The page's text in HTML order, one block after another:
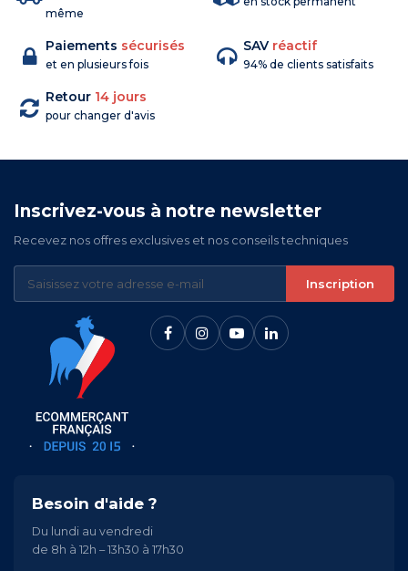
même
Paiements sécurisés
et en plusieurs fois
SAV réactif
94% de clients satisfaits
Retour 14 jours
pour changer d'avis
Inscrivez-vous à notre newsletter
Recevez nos offres exclusives et nos conseils techniques
Inscription
Besoin d'aide ?
Du lundi au vendredi
de 8h à 12h – 13h30 à 17h30